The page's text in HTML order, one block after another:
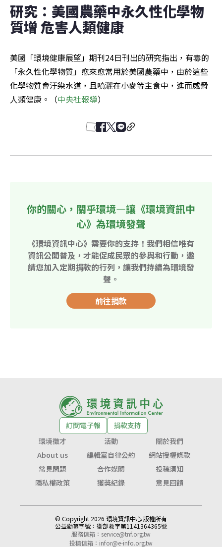
研究：美國農藥中永久性化學物
質增 危害人類健康
美國「環境健康展望」期刊24日刊出的研究指出，有毒的
「永久性化學物質」愈來愈常用於美國農藥中，由於這些
化學物質會汙染水道，且噴灑在小麥等主食中，進而威脅
人類健康。（中央社報導）
你的關心，關乎環境—讓《環境資訊中
心》為環境發聲
《環境資訊中心》需要你的支持！我們相信唯有
資訊公開普及，才能促成民眾的參與和行動，邀
請您加入定期捐款的行列，讓我們持續為環境發
聲。
前往捐款
訂閱電子報
捐款支持
環境徵才
活動
關於我們
About us
編輯室自律公約
網站授權條款
常見問題
合作媒體
投稿須知
隱私權政策
獲獎紀錄 意見回饋
© Copyright 2026 環境資訊中心 版權所有
公益勸募字號： 衛部救字第1141364365號
服務信箱： service@tnf.org.tw
投稿信箱： infor@e-info.org.tw